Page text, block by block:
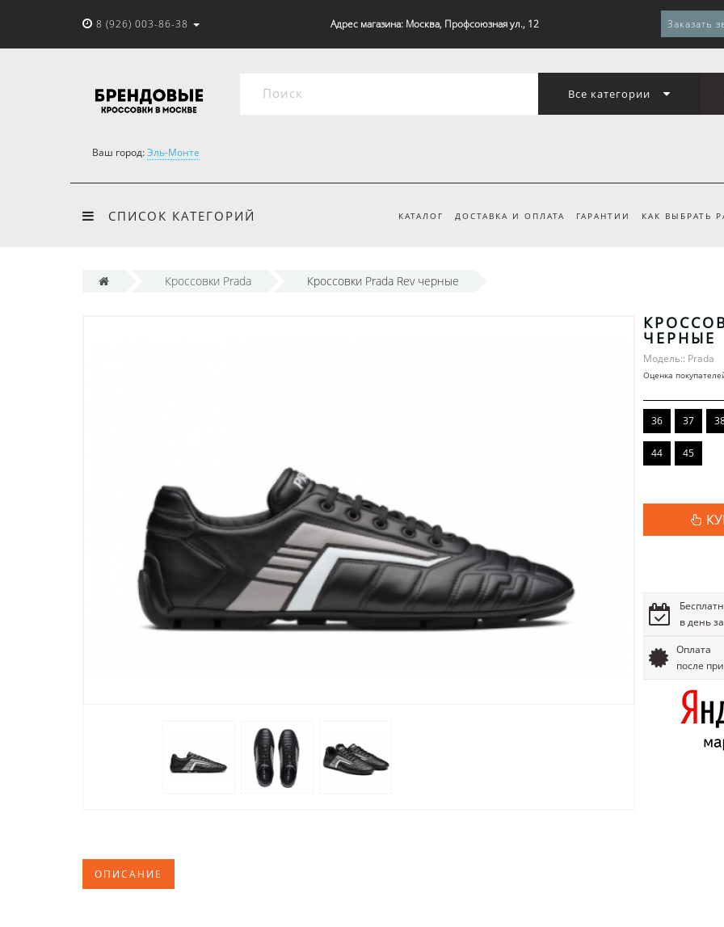
8 (926) 003-86-38 Адрес магазина: Москва, Профсоюзная ул., 12 Заказать
Все категории
Ваш город:Эль-Монте
СПИСОК КАТЕГОРИЙ КАТАЛОГ ДОСТАВКА И ОПЛАТА ГАРАНТИИ КАК ВЫБРАТЬ
Кроссовки Prada Кроссовки Prada Rev черные
ЧЕРНЫЕ
Модель:: Prada
Оценка
36 37
44 45
в день
Оплата
после
ОПИСАНИЕ